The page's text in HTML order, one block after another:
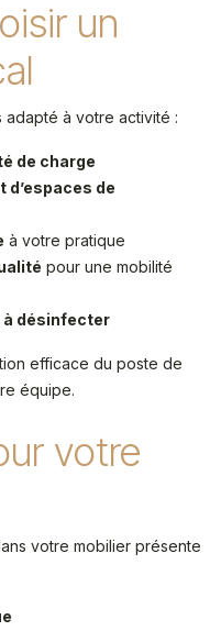
un
à votre activité :
de charge
d’espaces de
à votre pratique
pour une mobilité
désinfecter
efficace du poste de
équipe.
votre
votre mobilier présente